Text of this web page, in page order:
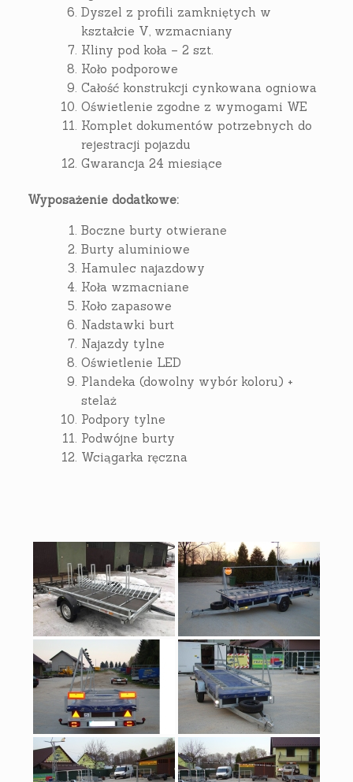
Dyszel z profili zamkniętych w
kształcie V, wzmacniany
Kliny pod koła – 2 szt.
Koło podporowe
Całość konstrukcji cynkowana ogniowa
Oświetlenie zgodne z wymogami WE
Komplet dokumentów potrzebnych do
rejestracji pojazdu
Gwarancja 24 miesiące
Wyposażenie dodatkowe:
Boczne burty otwierane
Burty aluminiowe
Hamulec najazdowy
Koła wzmacniane
Koło zapasowe
Nadstawki burt
Najazdy tylne
Oświetlenie LED
Plandeka (dowolny wybór koloru) +
stelaż
Podpory tylne
Podwójne burty
Wciągarka ręczna